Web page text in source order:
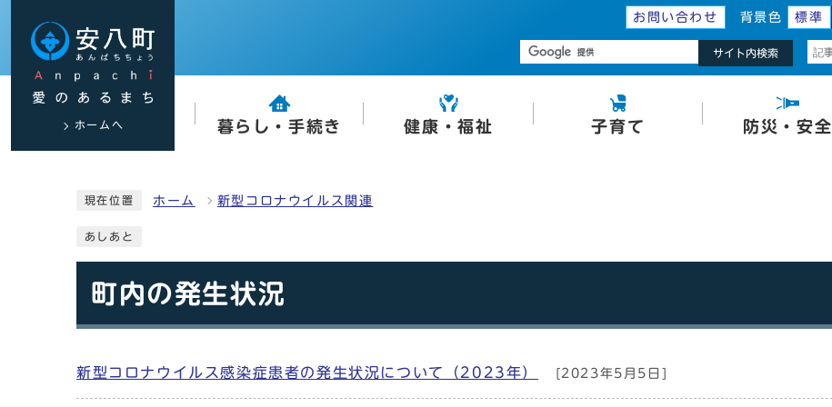
お問い合わせ 背景色 標準
ホームへ
サイト内検索
暮らし・手続き 健康・福祉 子育て 防災・安全
現在位置 ホーム 新型コロナウイルス関連
あしあと
町内の発生状況
新型コロナウイルス感染症患者の発生状況について（2023年） [2023年5月5日]